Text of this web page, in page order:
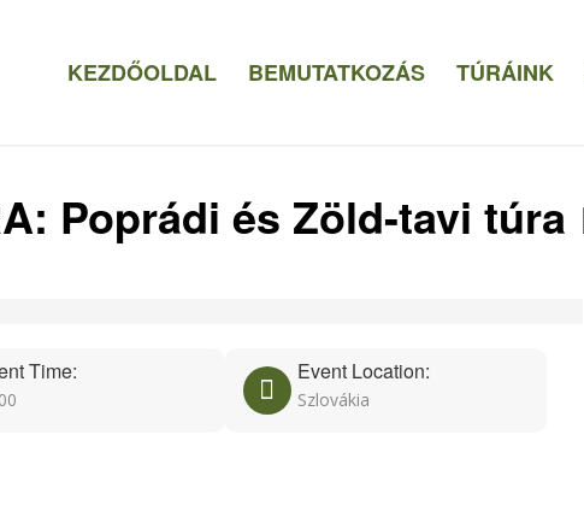
KEZDŐOLDAL BEMUTATKOZÁS TÚRÁINK
Poprádi és Zöld-tavi túra
Time: Event Location:
Szlovákia